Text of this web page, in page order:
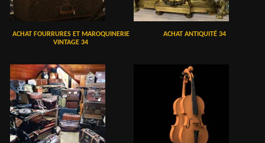
ACHAT FOURRURES ET MAROQUINERIE
VINTAGE 34
ACHAT ANTIQUITÉ 34